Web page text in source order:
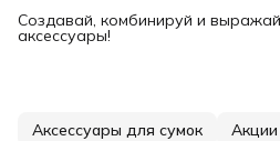
Создавай, комбинируй и
аксессуары!
Аксессуары для сумок Акции